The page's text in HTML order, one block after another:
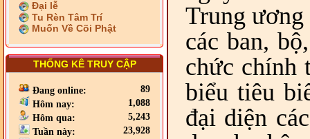
Đại lễ
Tu Rèn Tâm Trí
Muốn Về Cõi Phật
THỐNG KÊ TRUY CẬP
Đang online:
89
Hôm nay:
1,088
Hôm qua:
5,243
Tuần này:
23,928
Trung
các ban,
chức chính
biểu tiêu
đại diện